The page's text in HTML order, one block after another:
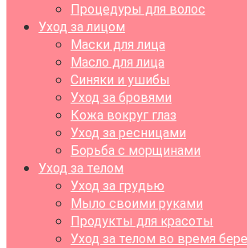
Процедуры для волос
Уход за лицом
Маски для лица
Масло для лица
Синяки и ушибы
Уход за бровями
Кожа вокруг глаз
Уход за ресницами
Борьба с морщинами
Уход за телом
Уход за грудью
Мыло своими руками
Продукты для красоты
Уход за телом во время